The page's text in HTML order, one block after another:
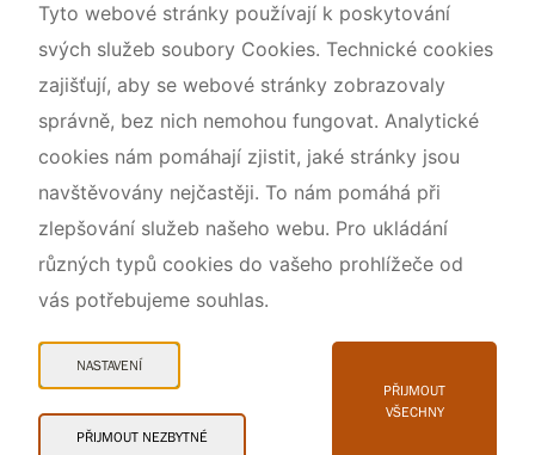
Snadné čtení
Tyto webové stránky používají k poskytování
svých služeb soubory Cookies. Technické cookies
zajišťují, aby se webové stránky zobrazovaly
správně, bez nich nemohou fungovat. Analytické
cookies nám pomáhají zjistit, jaké stránky jsou
navštěvovány nejčastěji. To nám pomáhá při
zlepšování služeb našeho webu. Pro ukládání
různých typů cookies do vašeho prohlížeče od
vás potřebujeme souhlas.
NASTAVENÍ
PŘIJMOUT NEZBYTNÉ
PŘIJMOUT
VŠECHNY